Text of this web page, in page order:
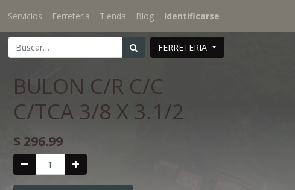
Servicios Ferretería Tienda Blog Identificarse
FERRETERIA
BULON C/R C/C
C/TCA 3/8 X 3.1/2
$ 296.99